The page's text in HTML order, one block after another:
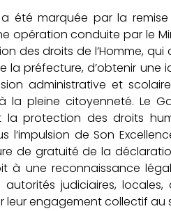
été marquée par la
opération conduite par le
des droits de l’Homme, qui
la préfecture, d’obtenir une
administrative et
la pleine citoyenneté. Le
protection des droits
l’impulsion de Son
de gratuité de la
à une reconnaissance
judiciaires,
leur engagement collectif au